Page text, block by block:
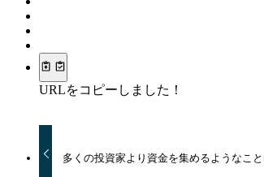
URLをコピーしました！
多くの投資家より資金を集めるようなこ